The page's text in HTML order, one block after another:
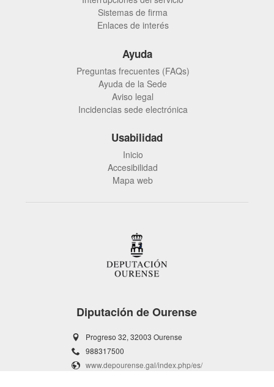
Sistemas de firma
Enlaces de interés
Ayuda
Preguntas frecuentes (FAQs)
Ayuda de la Sede
Aviso legal
Incidencias sede electrónica
Usabilidad
Inicio
Accesibilidad
Mapa web
Diputación de Ourense
Progreso 32, 32003 Ourense
988317500
www.depourense.gal/index.php/es/